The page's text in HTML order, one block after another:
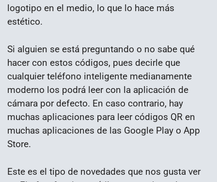
logotipo en el medio, lo que lo hace más
estético.
Si alguien se está preguntando o no sabe qué
hacer con estos códigos, pues decirle que
cualquier teléfono inteligente medianamente
moderno los podrá leer con la aplicación de
cámara por defecto. En caso contrario, hay
muchas aplicaciones para leer códigos QR en
muchas aplicaciones de las Google Play o App
Store.
Este es el tipo de novedades que nos gusta ver